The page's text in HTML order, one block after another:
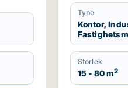
Type
Kontor,
Storlek
15 - 80 m2